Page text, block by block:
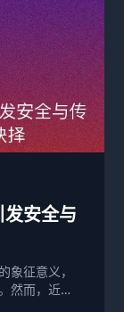
安全与
象征意义，
然而，近年